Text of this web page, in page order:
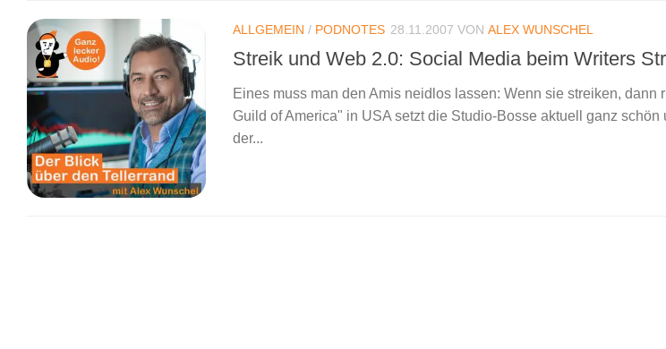
ALLGEMEIN / PODNOTES 28.11.2007 VON ALEX WUNSCHEL
Streik und Web 2.0: Social Media beim Writers
Eines muss man den Amis neidlos lassen: Wenn sie streiken, dann
Guild of America" in USA setzt die Studio-Bosse aktuell ganz schön
der...